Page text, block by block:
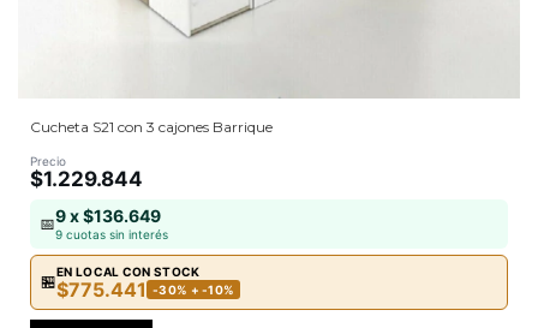
Cucheta S21 con 3 cajones Barrique
Precio
$1.229.844
📅9 x $136.649
9 cuotas sin interés
🏪
EN LOCAL CON STOCK
$775.441 -30% + -10%